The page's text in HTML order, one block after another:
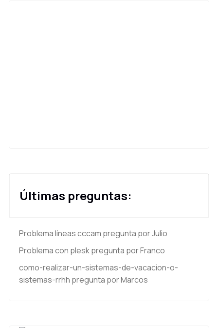
Últimas preguntas:
Problema líneas cccam pregunta por Julio
Problema con pleskpregunta por Franco
como-realizar-un-sistemas-de-vacacion-o-
sistemas-rrhh pregunta por Marcos